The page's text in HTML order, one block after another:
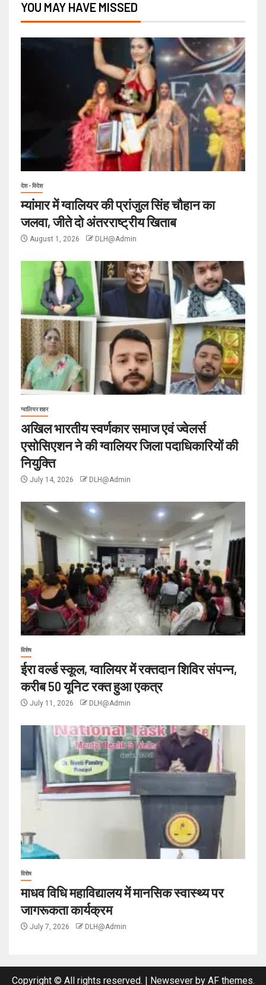
YOU MAY HAVE MISSED
देश - विदेश
म्यांमार में ग्वालियर की प्रांजुल सिंह चौहान का
जलवा, जीते दो अंतरराष्ट्रीय खिताब
August 1, 2026 DLH@Admin
ग्वालियर शहर
अखिल भारतीय स्वर्णकार समाज एवं ज्वेलर्स
एसोसिएशन ने की ग्वालियर जिला पदाधिकारियों की
नियुक्ति
July 14, 2026 DLH@Admin
विशेष
ईरा वर्ल्ड स्कूल, ग्वालियर में रक्तदान शिविर संपन्न,
करीब 50 यूनिट रक्त हुआ एकत्र
July 11, 2026 DLH@Admin
विशेष
माधव विधि महाविद्यालय में मानसिक स्वास्थ्य पर
जागरूकता कार्यक्रम
July 7, 2026 DLH@Admin
Copyright © All rights reserved. | Newseverby AF themes.